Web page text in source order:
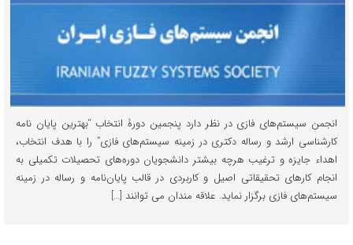
انجمن سیستم‌های فازی در نظر دارد پنجمین دورۀ انتخاب “بهترین پایان نامه
کارشناسی­ ارشد و رساله دکتری در زمینه سیستم‌های فازی” را با هدف انتخاب،
اهداء جایزه و ترغیب هرچه بیشتر دانشجویان دوره‌های تحصیلات تکمیلی به
انجام کارهای تحقیقاتی اصیل و کاربردی در قالب پایان‌نامه و رساله در زمینه
سیستم‌های فازی برگزار نماید. علاقه مندان می توانند […]